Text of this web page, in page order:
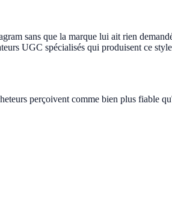
sans que la marque lui ait rien
UGC spécialisés qui produisent ce
perçoivent comme bien plus fiable